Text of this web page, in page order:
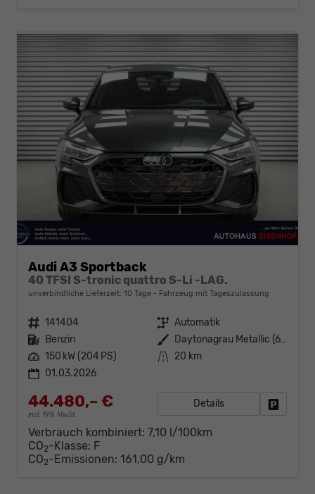
Audi A3 Sportback
40 TFSI S-tronic quattro S-Li -LAG.
unverbindliche Lieferzeit: 10 Tage Fahrzeug mit Tageszulassung
Fahrzeugnr. 141404 Getriebe Automatik
Kraftstoff Benzin Außenfarbe
Daytonagrau Metallic (6Y)
Leistung 150 kW (204 PS) Kilometerstand 20 km
01.03.2026
44.480,– €
incl. 19% MwSt.
Details
Verbrauch kombiniert: 7,10 l/100km
CO2-Klasse: F
CO2-Emissionen: 161,00 g/km